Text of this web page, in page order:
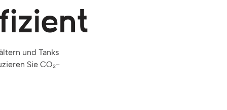
und Tanks
Sie CO₂-